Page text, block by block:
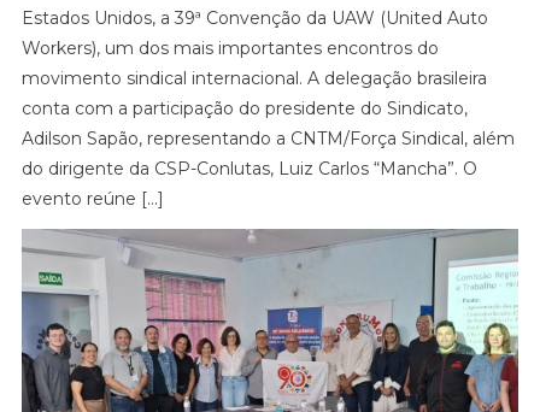
Estados Unidos, a 39ª Convenção da UAW (United Auto
Workers), um dos mais importantes encontros do
movimento sindical internacional. A delegação brasileira
conta com a participação do presidente do Sindicato,
Adilson Sapão, representando a CNTM/Força Sindical, além
do dirigente da CSP-Conlutas, Luiz Carlos “Mancha”. O
evento reúne […]